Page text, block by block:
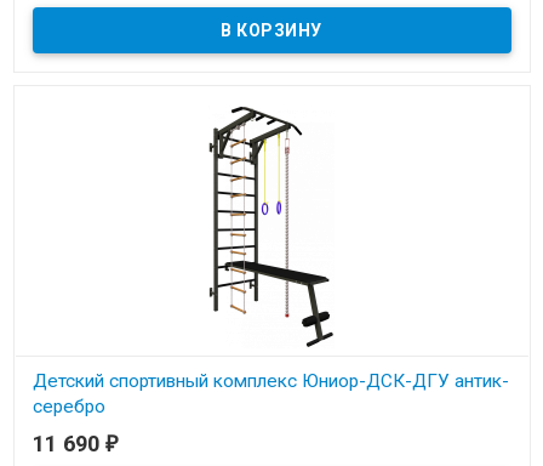
Максимальный вес пользователя до 130 кг.
Детский спортивный комплекс Юниор-ДСК-ДГУ антик-
серебро
В наличии
11 690 ₽